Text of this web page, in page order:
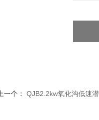
上一个： QJB2.2kw氧化沟低速